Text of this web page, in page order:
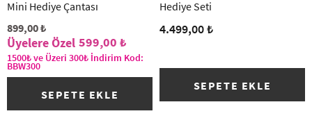
Mini Hediye Çantası
899,00 ₺
599,00 ₺
1500₺ ve Üzeri 300₺ İndirim Kod:
BBW300
SEPETE EKLE
Hediye Seti
4.499,00 ₺
SEPETE EKLE